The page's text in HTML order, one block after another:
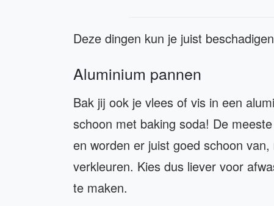
Deze dingen kun je juist
Aluminium pannen
Bak jij ook je vlees of vis in een
schoon met baking soda! De
en worden er juist goed schoon
verkleuren. Kies dus liever voor
te maken.